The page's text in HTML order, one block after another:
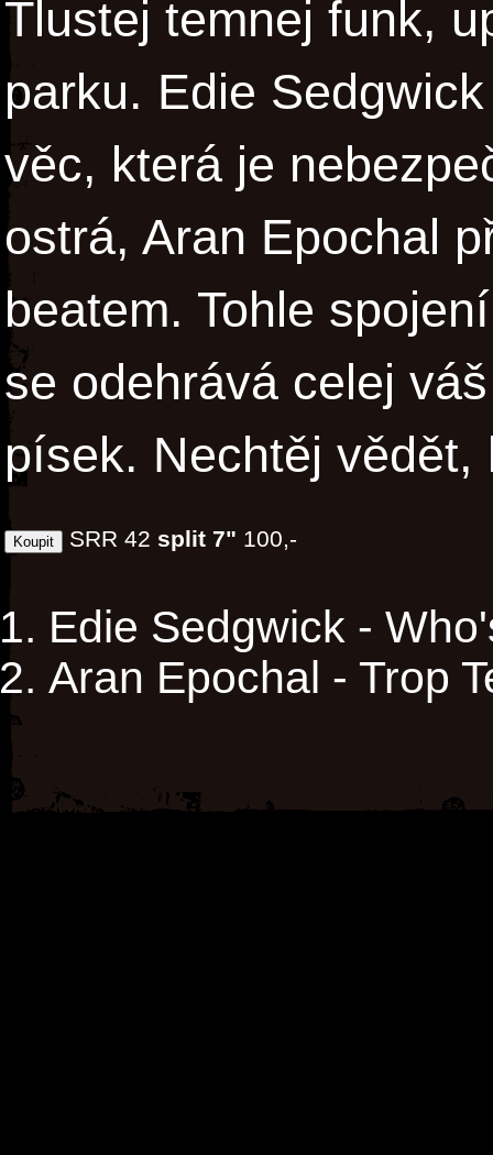
Tlustej temnej funk,
parku. Edie
věc, která je
ostrá, Aran Epochal
beatem. Tohle
se odehrává celej
písek. Nechtěj
SRR 42 split 7" 100,-
Edie Sedgwick -
Aran Epochal - Trop